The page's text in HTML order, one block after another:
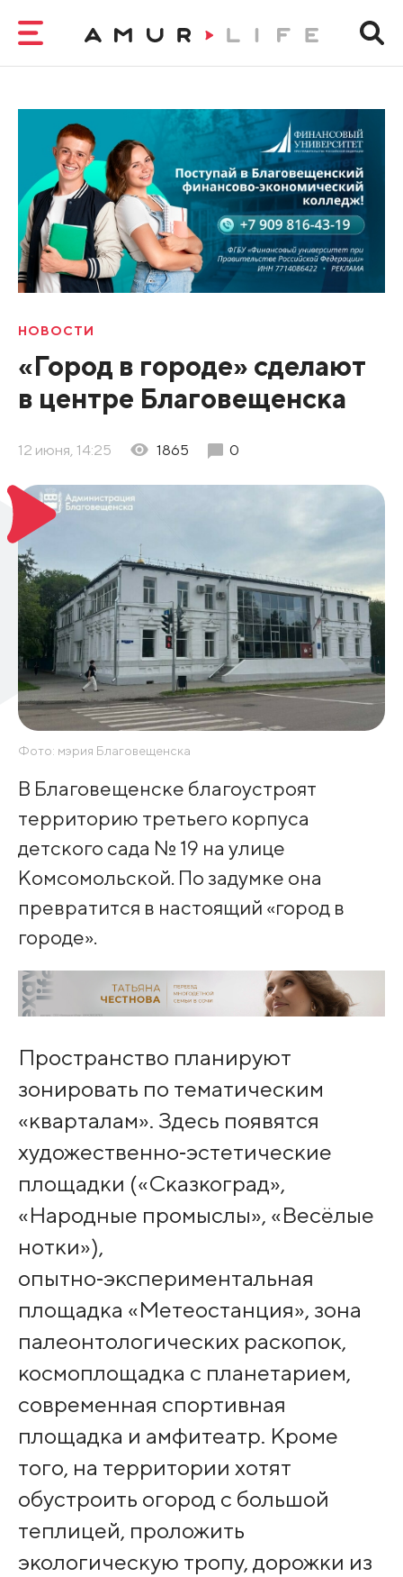
НОВОСТИ
«Город в городе» сделают
в центре Благовещенска
12 июня, 14:25 1865 0
Фото: мэрия Благовещенска
В Благовещенске благоустроят
территорию третьего корпуса
детского сада № 19 на улице
Комсомольской. По задумке она
превратится в настоящий «город в
городе».
Пространство планируют
зонировать по тематическим
«кварталам». Здесь появятся
художественно‑эстетические
площадки («Сказкоград»,
«Народные промыслы», «Весёлые
нотки»),
опытно‑экспериментальная
площадка «Метеостанция», зона
палеонтологических раскопок,
космоплощадка с планетарием,
современная спортивная
площадка и амфитеатр. Кроме
того, на территории хотят
обустроить огород с большой
теплицей, проложить
экологическую тропу, дорожки из